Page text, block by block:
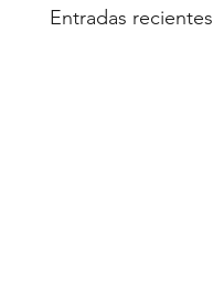
Entradas recientes